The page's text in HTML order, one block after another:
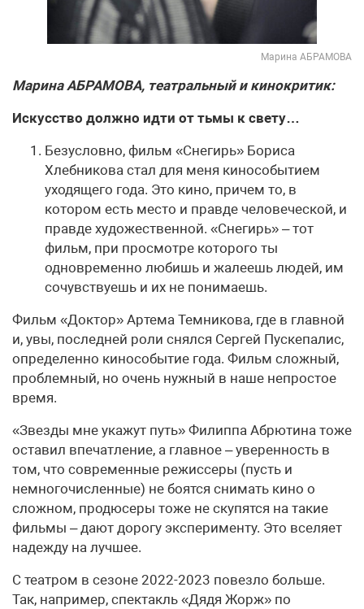
Марина АБРАМОВА
Марина АБРАМОВА, театральный и кинокритик:
Искусство должно идти от тьмы к свету…
Безусловно, фильм «Снегирь» Бориса
Хлебникова стал для меня кинособытием
уходящего года. Это кино, причем то, в
котором есть место и правде человеческой, и
правде художественной. «Снегирь» – тот
фильм, при просмотре которого ты
одновременно любишь и жалеешь людей, им
сочувствуешь и их не понимаешь.
Фильм «Доктор» Артема Темникова, где в главной
и, увы, последней роли снялся Сергей Пускепалис,
определенно кинособытие года. Фильм сложный,
проблемный, но очень нужный в наше непростое
время.
«Звезды мне укажут путь» Филиппа Абрютина тоже
оставил впечатление, а главное – уверенность в
том, что современные режиссеры (пусть и
немногочисленные) не боятся снимать кино о
сложном, продюсеры тоже не скупятся на такие
фильмы – дают дорогу эксперименту. Это вселяет
надежду на лучшее.
С театром в сезоне 2022-2023 повезло больше.
Так, например, спектакль «Дядя Жорж» по